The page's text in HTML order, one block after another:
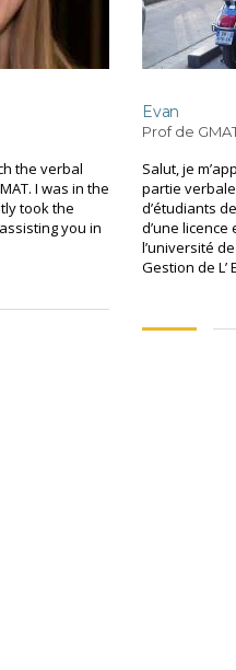
the verbal
I was in the
took the
you in
Evan
Prof de
Salut, je
partie
d’étudiants
d’une licence
l’université
Gestion de L’